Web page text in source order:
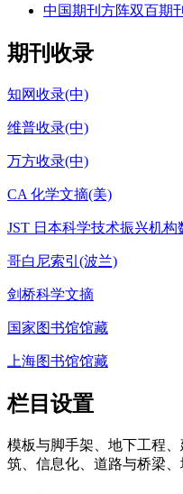
中国期刊方阵双百期刊
期刊收录
知网收录(中)
维普收录(中)
万方收录(中)
CA 化学文摘(美)
JST 日本科学技术振兴机构
哥白尼索引(波兰)
剑桥科学文摘
国家图书馆馆藏
上海图书馆馆藏
栏目设置
模板与脚手架、地下工程
筑、信息化、道路与桥梁